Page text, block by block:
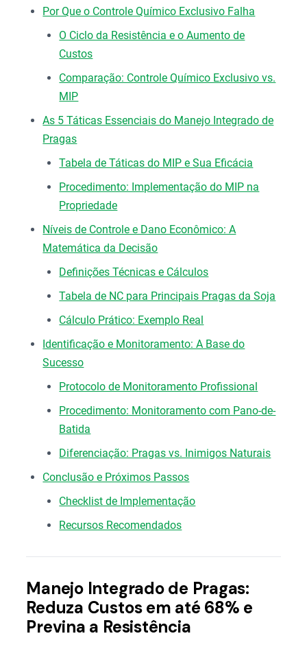
Por Que o Controle Químico Exclusivo Falha
O Ciclo da Resistência e o Aumento de
Custos
Comparação: Controle Químico Exclusivo vs.
MIP
As 5 Táticas Essenciais do Manejo Integrado de
Pragas
Tabela de Táticas do MIP e Sua Eficácia
Procedimento: Implementação do MIP na
Propriedade
Níveis de Controle e Dano Econômico: A
Matemática da Decisão
Definições Técnicas e Cálculos
Tabela de NC para Principais Pragas da Soja
Cálculo Prático: Exemplo Real
Identificação e Monitoramento: A Base do
Sucesso
Protocolo de Monitoramento Profissional
Procedimento: Monitoramento com Pano-de-
Batida
Diferenciação: Pragas vs. Inimigos Naturais
Conclusão e Próximos Passos
Checklist de Implementação
Recursos Recomendados
Manejo Integrado de Pragas:
Reduza Custos em até 68% e
Previna a Resistência